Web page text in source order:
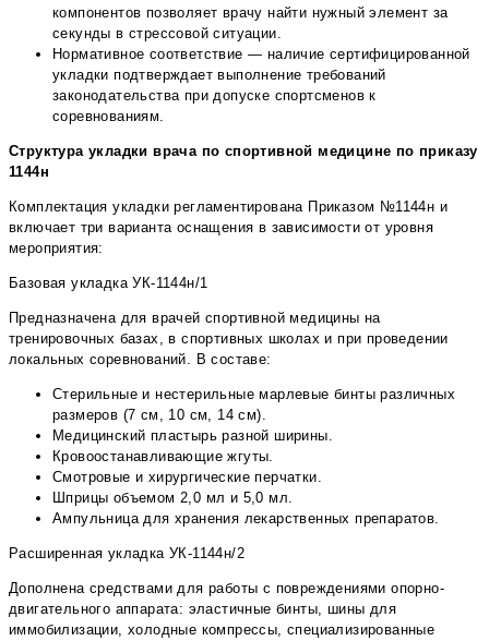
компонентов позволяет врачу найти нужный элемент за
секунды в стрессовой ситуации.
Нормативное соответствие — наличие сертифицированной
укладки подтверждает выполнение требований
законодательства при допуске спортсменов к
соревнованиям.
Структура укладки врача по спортивной медицине по приказу
1144н
Комплектация укладки регламентирована Приказом №1144н и
включает три варианта оснащения в зависимости от уровня
мероприятия:
Базовая укладка УК-1144н/1
Предназначена для врачей спортивной медицины на
тренировочных базах, в спортивных школах и при проведении
локальных соревнований. В составе:
Стерильные и нестерильные марлевые бинты различных
размеров (7 см, 10 см, 14 см).
Медицинский пластырь разной ширины.
Кровоостанавливающие жгуты.
Смотровые и хирургические перчатки.
Шприцы объемом 2,0 мл и 5,0 мл.
Ампульница для хранения лекарственных препаратов.
Расширенная укладка УК-1144н/2
Дополнена средствами для работы с повреждениями опорно-
двигательного аппарата: эластичные бинты, шины для
иммобилизации, холодные компрессы, специализированные